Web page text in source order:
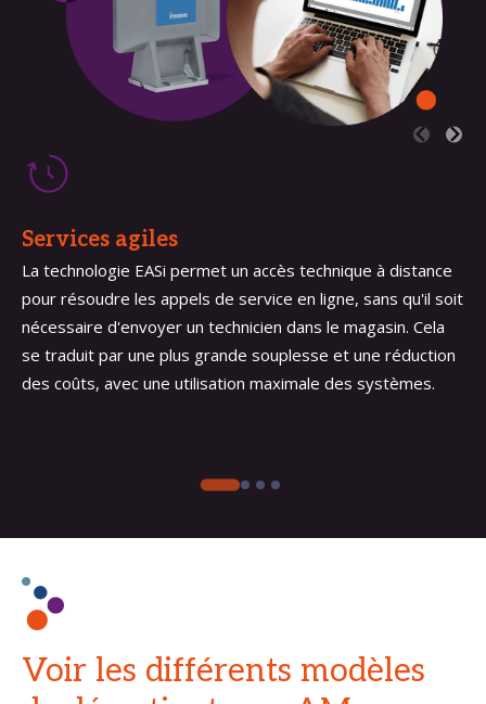
Services agiles
La technologie EASi permet un accès technique à distance
pour résoudre les appels de service en ligne, sans qu'il soit
nécessaire d'envoyer un technicien dans le magasin. Cela
se traduit par une plus grande souplesse et une réduction
des coûts, avec une utilisation maximale des systèmes.
Voir les différents modèles